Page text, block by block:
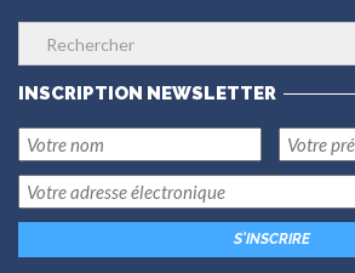
INSCRIPTION NEWSLETTER